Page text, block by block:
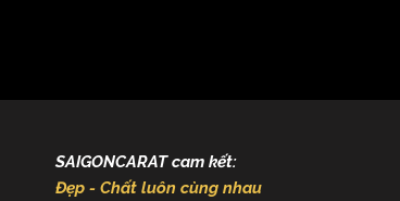
SAIGONCARAT cam kết:
Đẹp - Chất luôn cùng nhau